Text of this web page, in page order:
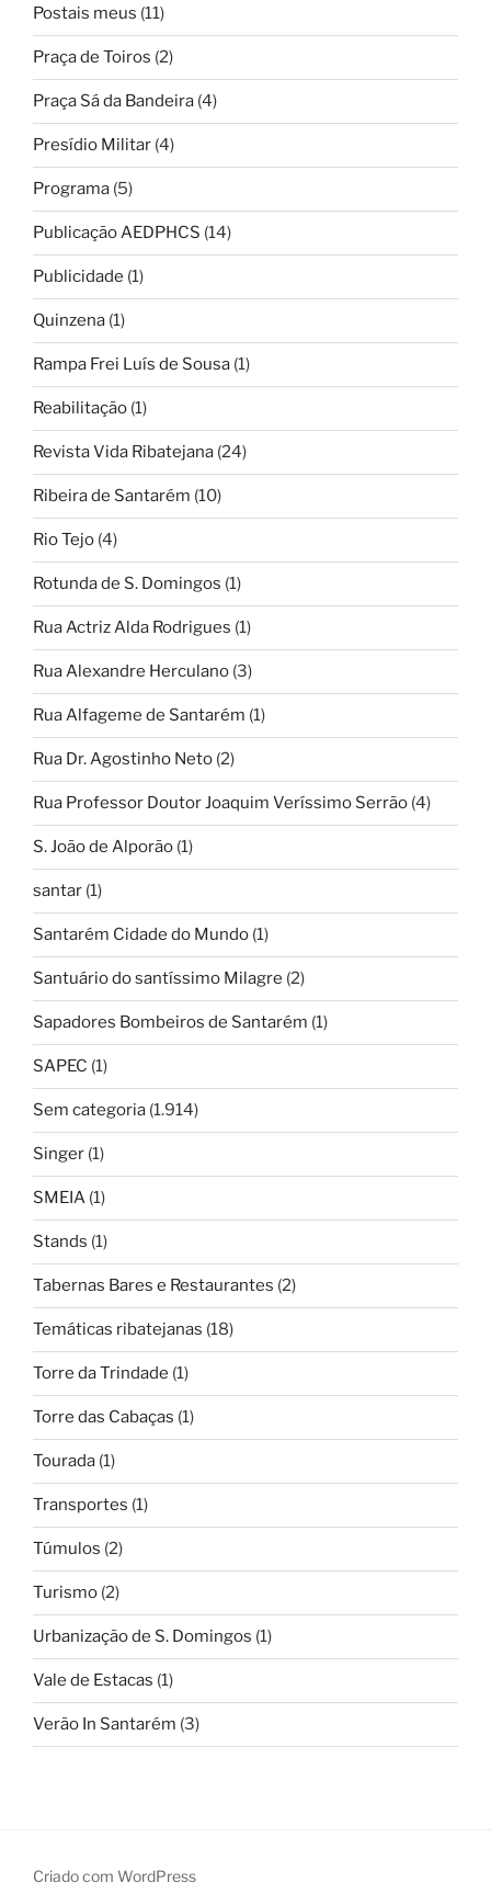
Postais meus (11)
Praça de Toiros (2)
Praça Sá da Bandeira (4)
Presídio Militar (4)
Programa (5)
Publicação AEDPHCS (14)
Publicidade (1)
Quinzena (1)
Rampa Frei Luís de Sousa (1)
Reabilitação (1)
Revista Vida Ribatejana (24)
Ribeira de Santarém (10)
Rio Tejo (4)
Rotunda de S. Domingos (1)
Rua Actriz Alda Rodrigues (1)
Rua Alexandre Herculano (3)
Rua Alfageme de Santarém (1)
Rua Dr. Agostinho Neto (2)
Rua Professor Doutor Joaquim Veríssimo Serrão (4)
S. João de Alporão (1)
santar (1)
Santarém Cidade do Mundo (1)
Santuário do santíssimo Milagre (2)
Sapadores Bombeiros de Santarém (1)
SAPEC (1)
Sem categoria (1.914)
Singer (1)
SMEIA (1)
Stands (1)
Tabernas Bares e Restaurantes (2)
Temáticas ribatejanas (18)
Torre da Trindade (1)
Torre das Cabaças (1)
Tourada (1)
Transportes (1)
Túmulos (2)
Turismo (2)
Urbanização de S. Domingos (1)
Vale de Estacas (1)
Verão In Santarém (3)
Criado com WordPress